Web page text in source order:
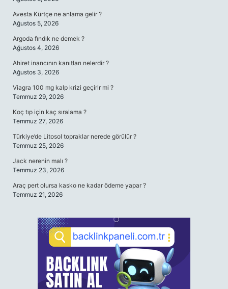
Avesta Kürtçe ne anlama gelir ?
Ağustos 5, 2026
Argoda fındık ne demek ?
Ağustos 4, 2026
Ahiret inancının kanıtları nelerdir ?
Ağustos 3, 2026
Viagra 100 mg kalp krizi geçirir mi ?
Temmuz 29, 2026
Koç tıp için kaç sıralama ?
Temmuz 27, 2026
Türkiye’de Litosol topraklar nerede görülür ?
Temmuz 25, 2026
Jack nerenin malı ?
Temmuz 23, 2026
Araç pert olursa kasko ne kadar ödeme yapar ?
Temmuz 21, 2026